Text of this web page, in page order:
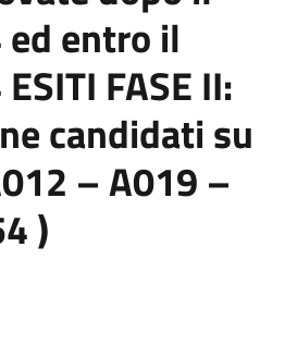
entro il
FASE II:
candidati su
– A019 –
)